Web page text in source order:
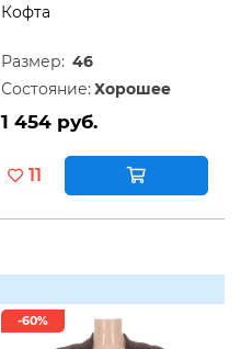
Кофта
Размер: 46
Состояние: Хорошее
1 454 руб.
11
-60%